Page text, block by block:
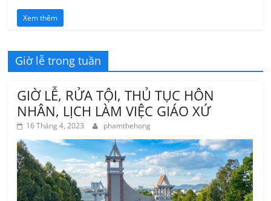
Xem thêm
Giờ lễ trong tuần
GIỜ LỄ, RỬA TỘI, THỦ TỤC HÔN
NHÂN, LỊCH LÀM VIỆC GIÁO XỨ
16 Tháng 4, 2023 phamthehong